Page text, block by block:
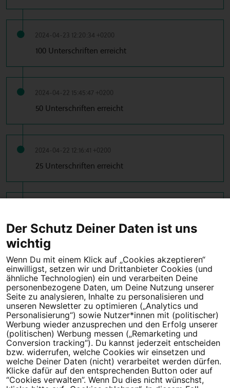
2024-04-23 12:20:34 +0200
100 Unterschriften erreicht
2024-04-22 15:45:47 +0200
50 Unterschriften erreicht
2024-04-22 12:16:41 +0200
25 Unterschriften erreicht
10 Unterschriften erreicht
Tipps für deine Petition
Darum WeAct
Partnerprogramm
Erfolgreiche Petitionen
FAQs
Nutzungsbedingungen
Datenschutz
Impressum
Cookie-Einstellungen
Der Schutz Deiner Daten ist uns
wichtig
Wenn Du mit einem Klick auf „Cookies akzeptieren“
einwilligst, setzen wir und Drittanbieter Cookies (und
ähnliche Technologien) ein und verarbeiten Deine
personenbezogene Daten, um Deine Nutzung unserer
Seite zu analysieren, Inhalte zu personalisieren und
unseren Newsletter zu optimieren („Analytics und
Personalisierung“) sowie Nutzer*innen mit (politischer)
Werbung wieder anzusprechen und den Erfolg unserer
(politischen) Werbung messen („Remarketing und
Conversion tracking“). Du kannst jederzeit entscheiden
bzw. widerrufen, welche Cookies wir einsetzen und
welche Deiner Daten (nicht) verarbeitet werden dürfen.
Klicke dafür auf den entsprechenden Button oder auf
“Cookies verwalten”. Wenn Du dies nicht wünschst,